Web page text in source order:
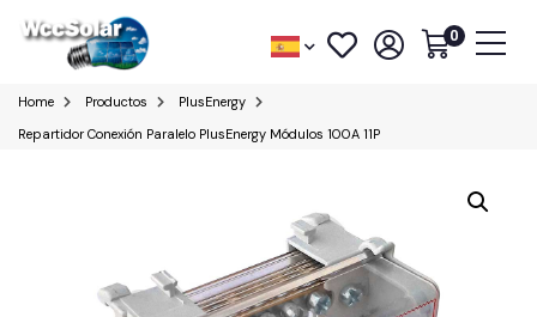
0
Home Productos
PlusEnergy
Repartidor Conexión Paralelo PlusEnergy Módulos 100A 11P